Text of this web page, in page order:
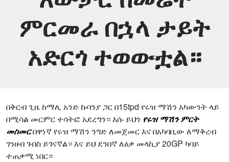
ምርመራ በኋላ ታይት
አድርጎ ተወውቷል።
በቅርብ ጊዜ ከማሊ አንድ ኩባንያ ጋር በ15tpd የሩዝ ማሽን አካውንት ላይ
በሚሳል መርምር ተሳትፎ አደረግን። እሱ ይህን የሩዝ ማሽን ምርት
መስመርበዋነኛ የሩዝ ማሽን ንግድ ለመጀመር እና በአካባቢው ለማቅረብ
ገንዘብ ገብስ ይገናኛል። እና ይህ ደንበኛ ለዕቃ መላኪያ 20GP ካባይ
ተጠቃሚ ነበር።